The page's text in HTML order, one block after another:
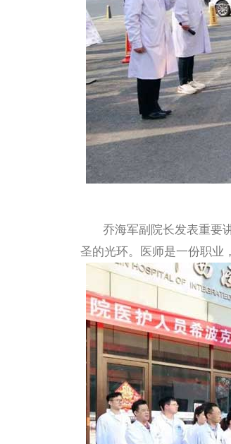
乔海军副院长发表重要
圣的光环。医师是一份职业